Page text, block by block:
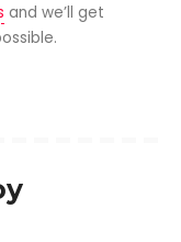
and we’ll get